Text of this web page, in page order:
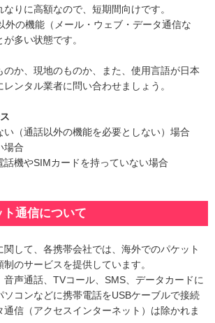
りに高額なので、短期間向けです。
外の機能（メール・ウェブ・データ通信な
多い状態です。
のか、現地のものか、また、使用言語が日本
ンタル業者に問い合わせましょう。
（通話以外の機能を必要としない）場合
場合
機やSIMカードを持っていない場合
通信について
関して、各携帯会社では、海外でのパケット
のサービスを提供しています。
声通話、TVコール、SMS、データカードに
ソコンなどに携帯電話をUSBケーブルで接続
信（アクセスインターネット）は除かれま